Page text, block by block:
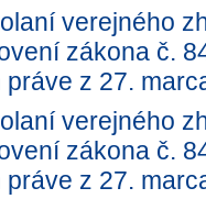
verejného
zákona č.
z 27.
verejného
zákona č.
z 27.